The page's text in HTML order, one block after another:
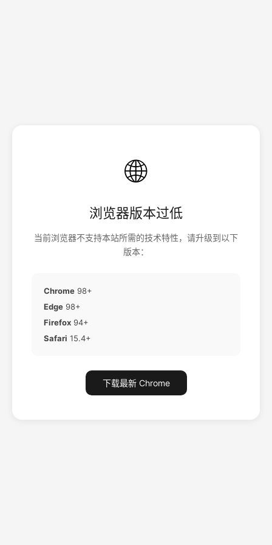
🌐
浏览器版本过低
当前浏览器不支持本站所需的技术特性，请升级到以下
版本：
Chrome 98+
Edge 98+
Firefox 94+
Safari 15.4+
下载最新 Chrome